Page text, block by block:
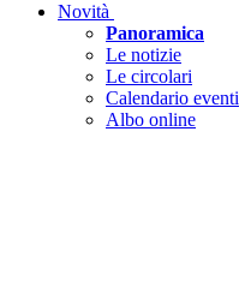
Novità
Panoramica
Le notizie
Le circolari
Calendario eventi
Albo online